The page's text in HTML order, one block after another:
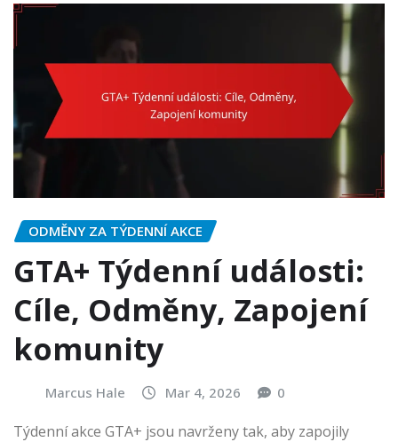
ODMĚNY ZA TÝDENNÍ AKCE
GTA+ Týdenní události:
Cíle, Odměny, Zapojení
komunity
Marcus Hale Mar 4, 2026 0
Týdenní akce GTA+ jsou navrženy tak, aby zapojily